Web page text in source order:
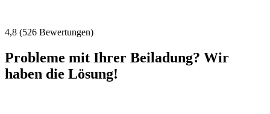
4,8 (526 Bewertungen)
Probleme mit Ihrer Beiladung? Wir
haben die Lösung!